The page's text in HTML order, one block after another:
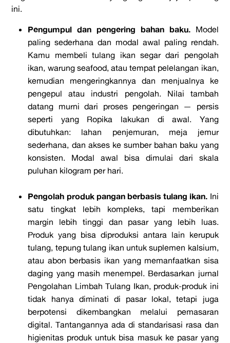
ini.
Pengumpul dan pengering bahan baku.Model
paling sederhana dan modal awal paling rendah.
Kamu membeli tulang ikan segar dari pengolah
ikan, warung seafood, atau tempat pelelangan ikan,
kemudian mengeringkannya dan menjualnya ke
pengepul atau industri pengolah. Nilai tambah
datang murni dari proses pengeringan — persis
seperti yang Ropika lakukan di awal. Yang
dibutuhkan: lahan penjemuran, meja jemur
sederhana, dan akses ke sumber bahan baku yang
konsisten. Modal awal bisa dimulai dari skala
puluhan kilogram per hari.
Pengolah produk pangan berbasis tulang ikan. Ini
satu tingkat lebih kompleks, tapi memberikan
margin lebih tinggi dan pasar yang lebih luas.
Produk yang bisa diproduksi antara lain kerupuk
tulang, tepung tulang ikan untuk suplemen kalsium,
atau abon berbasis ikan yang memanfaatkan sisa
daging yang masih menempel. Berdasarkan jurnal
Pengolahan Limbah Tulang Ikan, produk-produk ini
tidak hanya diminati di pasar lokal, tetapi juga
berpotensi dikembangkan melalui pemasaran
digital. Tantangannya ada di standarisasi rasa dan
higienitas produk untuk bisa masuk ke pasar yang